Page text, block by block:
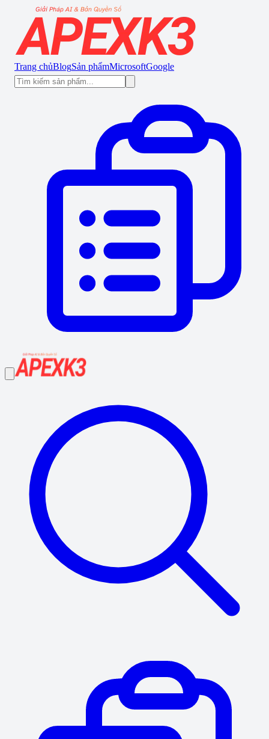
Trang chủBlogSản phẩmMicrosoftGoogle